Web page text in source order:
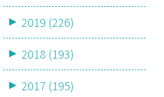
2019 (226)
2018 (193)
2017 (195)